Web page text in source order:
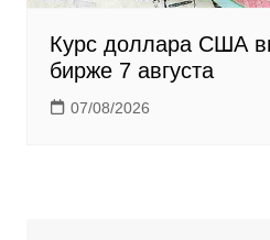
Курс доллара США
бирже 7 августа
07/08/2026